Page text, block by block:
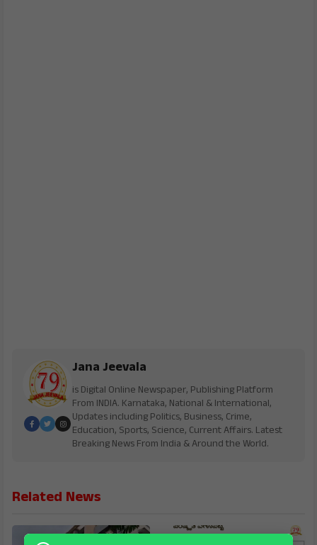
Jana Jeevala
is Digital Online Newspaper, Publishing Platform
From INDIA. Karnataka, National & International,
Updates including Politics, Business, Crime,
Education, Sports, Science, Current Affairs. Latest
Breaking News From India & Around the World.
Related News